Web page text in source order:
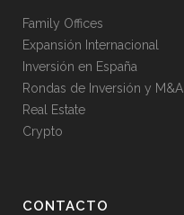
Family Offices
Expansión Internacional
Inversión en España
Rondas de Inversión y M&A
Real Estate
Crypto
CONTACTO